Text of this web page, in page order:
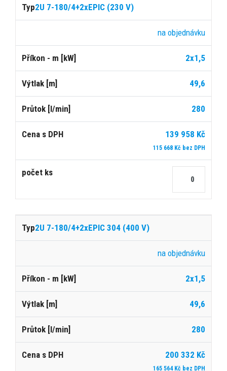
2U 7-180/4+2xEPIC (230 V)
na objednávku
2x1,5
49,6
280
139 958 Kč
115 668 Kč bez DPH
2U 7-180/4+2xEPIC 304 (400 V)
na objednávku
2x1,5
49,6
280
200 332 Kč
165 564 Kč bez DPH